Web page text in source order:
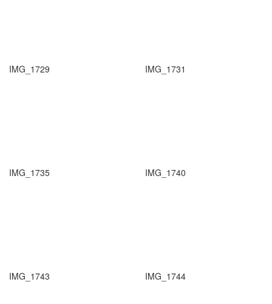
IMG_1729 IMG_1731
IMG_1735 IMG_1740
IMG_1743 IMG_1744